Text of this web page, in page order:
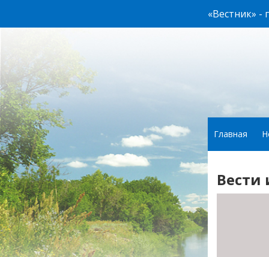
«Вестник» -
Главная
Вести